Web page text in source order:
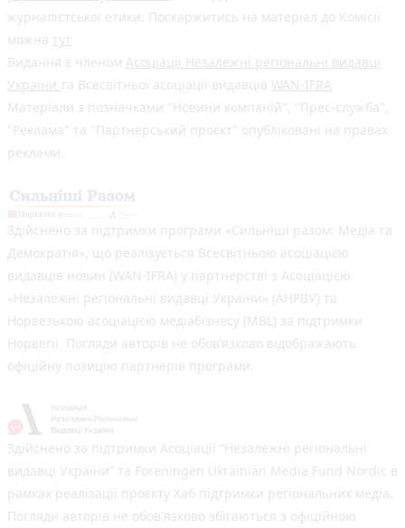
журналістської етики. Поскаржитись на матеріал до Комісії
можна тут
Видання є членом Асоціації Незалежні регіональні видавці
України та Всесвітньої асоціації видавців WAN-IFRA
Матеріали з позначками "Новини компаній", "Прес-служба",
"Реклама" та "Партнерський проєкт" опубліковані на правах
реклами.
Здійснено за підтримки програми «Сильніші разом: Медіа та
Демократія», що реалізується Всесвітньою асоціацією
видавців новин (WAN-IFRA) у партнерстві з Асоціацією
«Незалежні регіональні видавці України» (АНРВУ) та
Норвезькою асоціацією медіабізнесу (MBL) за підтримки
Норвегії. Погляди авторів не обов’язково відображають
офіційну позицію партнерів програми.
Здійснено за підтримки Асоціації “Незалежні регіональні
видавці України” та Foreningen Ukrainian Media Fund Nordic в
рамках реалізації проєкту Хаб підтримки регіональних медіа.
Погляди авторів не обов'язково збігаються з офіційною